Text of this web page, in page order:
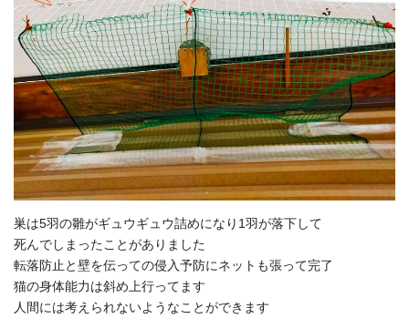
巣は5羽の雛がギュウギュウ詰めになり1羽が落下して
死んでしまったことがありました
転落防止と壁を伝っての侵入予防にネットも張って完了
猫の身体能力は斜め上行ってます
人間には考えられないようなことができます